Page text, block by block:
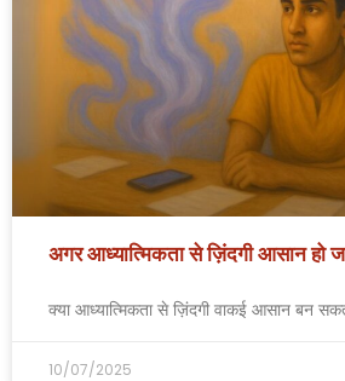
अगर आध्यात्मिकता से ज़िंदगी आसान हो
क्या आध्यात्मिकता से ज़िंदगी वाकई आसान बन
10/07/2025